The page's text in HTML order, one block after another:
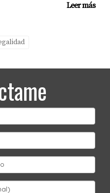
Leer más